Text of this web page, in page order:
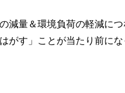
減量＆環境負荷の軽減に
がす」ことが当たり前に